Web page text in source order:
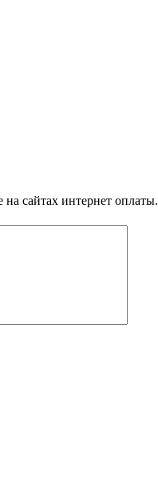
сайтах интернет оплаты.